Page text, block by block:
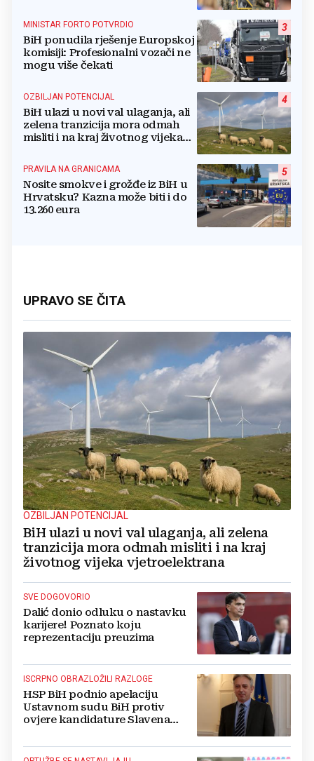
3
MINISTAR FORTO POTVRDIO
BiH ponudila rješenje Europskoj
komisiji: Profesionalni vozači ne
mogu više čekati
4
OZBILJAN POTENCIJAL
BiH ulazi u novi val ulaganja, ali
zelena tranzicija mora odmah
misliti i na kraj životnog vijeka
5
PRAVILA NA GRANICAMA
Nosite smokve i grožđe iz BiH u
Hrvatsku? Kazna može biti i do
13.260 eura
UPRAVO SE ČITA
OZBILJAN POTENCIJAL
BiH ulazi u novi val ulaganja, ali zelena
tranzicija mora odmah misliti i na kraj
životnog vijeka vjetroelektrana
SVE DOGOVORIO
Dalić donio odluku o nastavku
karijere! Poznato koju
reprezentaciju preuzima
ISCRPNO OBRAZLOŽILI RAZLOGE
HSP BiH podnio apelaciju
Ustavnom sudu BiH protiv
ovjere kandidature Slavena